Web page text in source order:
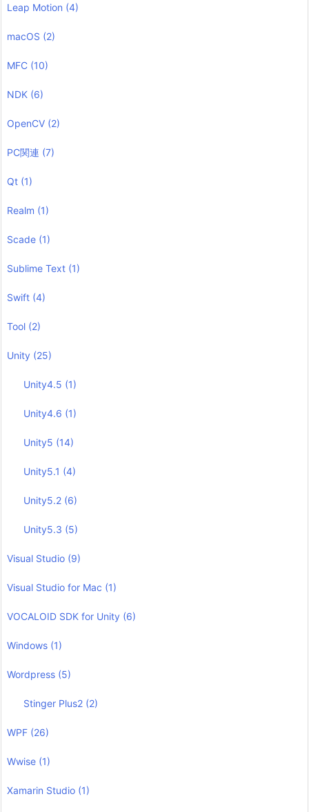
Leap Motion (4)
macOS (2)
MFC (10)
NDK (6)
OpenCV (2)
PC関連 (7)
Qt (1)
Realm (1)
Scade (1)
Sublime Text (1)
Swift (4)
Tool (2)
Unity (25)
Unity4.5 (1)
Unity4.6 (1)
Unity5 (14)
Unity5.1 (4)
Unity5.2 (6)
Unity5.3 (5)
Visual Studio (9)
Visual Studio for Mac (1)
VOCALOID SDK for Unity (6)
Windows (1)
Wordpress (5)
Stinger Plus2 (2)
WPF (26)
Wwise (1)
Xamarin Studio (1)